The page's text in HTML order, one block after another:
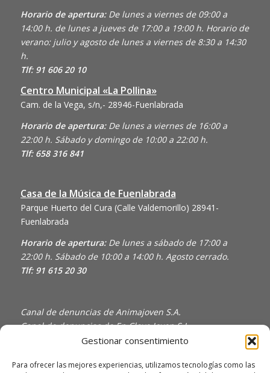
Gestionar consentimiento
Para ofrecer las mejores experiencias, utilizamos tecnologías como las
Horario de apertura:De lunes a viernes de 09:00 a
14:00 h. de lunes a jueves de 17:00 a 19:00 h. Horario de
verano: julio y agosto de lunes a viernes de 8:30 a 14:30
h.
Tlf: 91 606 20 10
Centro Municipal «La Pollina»
Cam. de la Vega, s/n,- 28946-Fuenlabrada
Horario de apertura: De lunes a viernes de 16:00 a
22:00 h. Sábado y domingo de 10:00 a 22:00 h.
Tlf: 658 316 841
Casa de la Música de Fuenlabrada
Parque Huerto del Cura (Calle Valdemorillo) 28941-
Fuenlabrada
Horario de apertura: De lunes a sábado de 17:00 a
22:00 h. Sábado de 10:00 a 14:00 h. Agosto cerrado.
Tlf: 91 615 20 30
Canal de denuncias de Animajoven S.A.
Canal de denuncias de En Clave Joven S.L.
Política de Privacidad y Uso de Cookies
Política de calidad